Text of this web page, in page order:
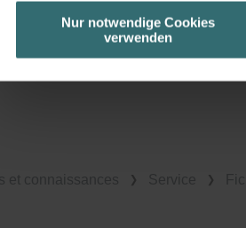
unserer Website verwenden, um Ihnen
basierend auf Ihren Interessen zur
Datenschutzerklärung widerrufen.
Zehnder Group Czech Republic s.r.o.:
Nur notwendige Cookies
verwenden
BIM du système de distribution d'air
BIM de nos unités ici